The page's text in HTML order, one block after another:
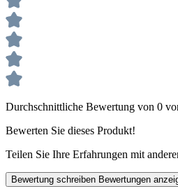
Durchschnittliche Bewertung von 0
Bewerten Sie dieses Produkt!
Teilen Sie Ihre Erfahrungen mit
Bewertung schreiben Bewertungen